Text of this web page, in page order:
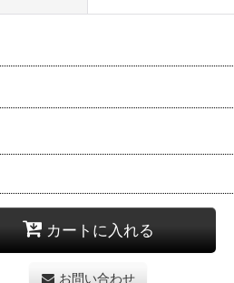
カートに入れる
お問い合わせ